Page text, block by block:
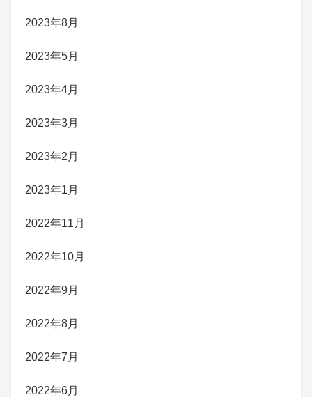
2023年8月
2023年5月
2023年4月
2023年3月
2023年2月
2023年1月
2022年11月
2022年10月
2022年9月
2022年8月
2022年7月
2022年6月